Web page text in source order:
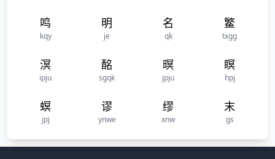
鸣
kqy
明
je
名
qk
鳘
txgg
溟
ipju
酩
sgqk
暝
jpju
瞑
hpj
螟
jpj
谬
ynwe
缪
xnw
末
gs